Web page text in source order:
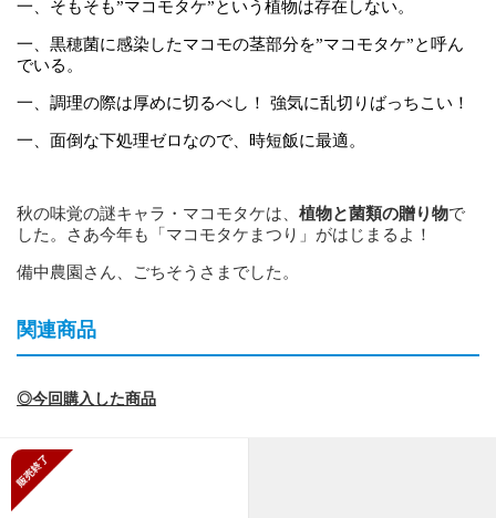
一、そもそも”マコモタケ”という植物は存在しない。
一、黒穂菌に感染したマコモの茎部分を”マコモタケ”と呼ん
でいる。
一、調理の際は厚めに切るべし！ 強気に乱切りばっちこい！
一、 面倒な下処理ゼロなので、時短飯に最適。
秋の味覚の謎キャラ・マコモタケは、 植物と菌類の贈り物で
した。さあ今年も「マコモタケまつり」がはじまるよ！
備中農園さん、ごちそうさまでした。
関連商品
◎今回購入した商品